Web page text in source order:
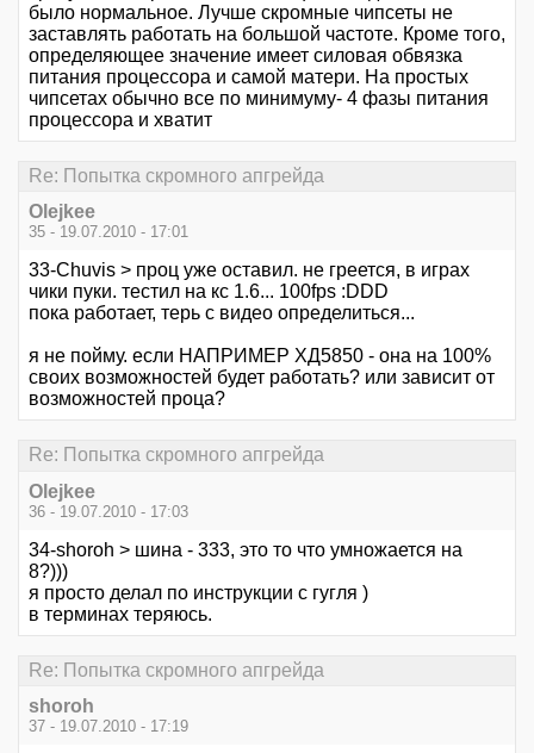
было нормальное. Лучше скромные чипсеты не
заставлять работать на большой частоте. Кроме того,
определяющее значение имеет силовая обвязка
питания процессора и самой матери. На простых
чипсетах обычно все по минимуму- 4 фазы питания
процессора и хватит
Re: Попытка скромного апгрейда
Olejkee
35 - 19.07.2010 - 17:01
33-Chuvis > проц уже оставил. не греется, в играх
чики пуки. тестил на кс 1.6... 100fps :DDD
пока работает, терь с видео определиться...
я не пойму. если НАПРИМЕР ХД5850 - она на 100%
своих возможностей будет работать? или зависит от
возможностей проца?
Re: Попытка скромного апгрейда
Olejkee
36 - 19.07.2010 - 17:03
34-shoroh > шина - 333, это то что умножается на
8?)))
я просто делал по инструкции с гугля )
в терминах теряюсь.
Re: Попытка скромного апгрейда
shoroh
37 - 19.07.2010 - 17:19